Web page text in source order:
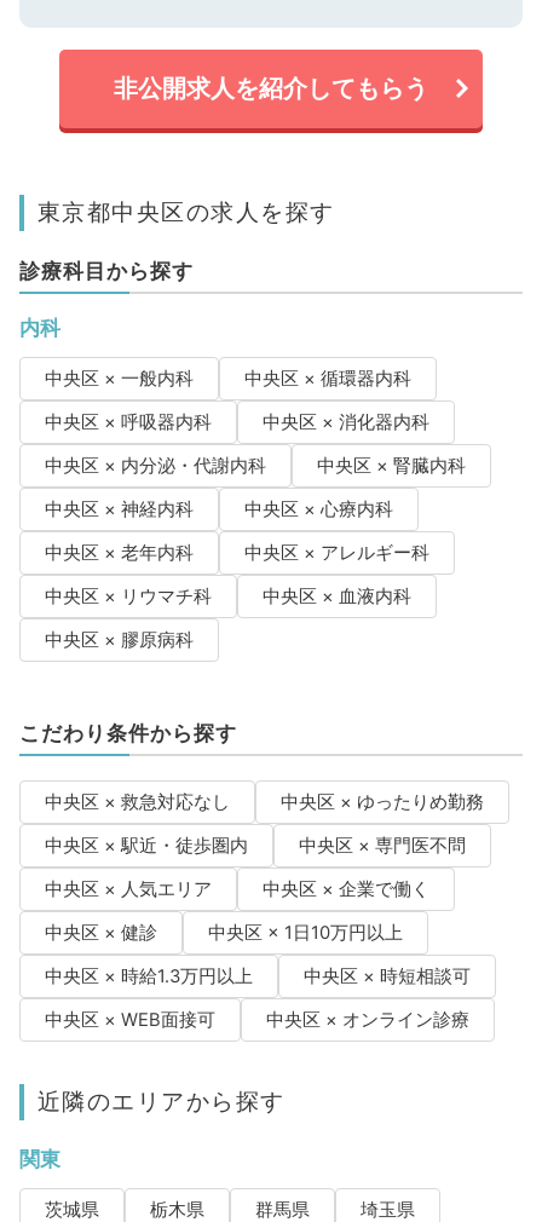
非公開求人を紹介してもらう
東京都中央区の求人を探す
診療科目から探す
内科
中央区 × 一般内科
中央区 × 循環器内科
中央区 × 呼吸器内科
中央区 × 消化器内科
中央区 × 内分泌・代謝内科
中央区 × 腎臓内科
中央区 × 神経内科
中央区 × 心療内科
中央区 × 老年内科
中央区 × アレルギー科
中央区 × リウマチ科
中央区 × 血液内科
中央区 × 膠原病科
こだわり条件から探す
中央区 × 救急対応なし
中央区 × ゆったりめ勤務
中央区 × 駅近・徒歩圏内
中央区 × 専門医不問
中央区 × 人気エリア
中央区 × 企業で働く
中央区 × 健診
中央区 × 1日10万円以上
中央区 × 時給1.3万円以上
中央区 × 時短相談可
中央区 × WEB面接可
中央区 × オンライン診療
近隣のエリアから探す
関東
茨城県 栃木県 群馬県
埼玉県